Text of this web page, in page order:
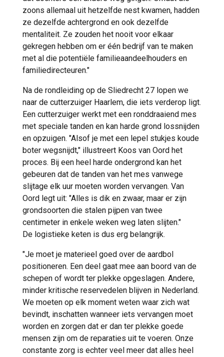
zoons allemaal uit hetzelfde nest kwamen, hadden
ze dezelfde achtergrond en ook dezelfde
mentaliteit. Ze zouden het nooit voor elkaar
gekregen hebben om er één bedrijf van te maken
met al die potentiële familieaandeelhouders en
familiedirecteuren."
Na de rondleiding op de Sliedrecht 27 lopen we
naar de cutterzuiger Haarlem, die iets verderop ligt.
Een cutterzuiger werkt met een ronddraaiend mes
met speciale tanden en kan harde grond lossnijden
en opzuigen. "Alsof je met een lepel stukjes koude
boter wegsnijdt," illustreert Koos van Oord het
proces. Bij een heel harde ondergrond kan het
gebeuren dat de tanden van het mes vanwege
slijtage elk uur moeten worden vervangen. Van
Oord legt uit: "Alles is dik en zwaar, maar er zijn
grondsoorten die stalen pijpen van twee
centimeter in enkele weken weg laten slijten."
De logistieke keten is dus erg belangrijk.
"Je moet je materieel goed over de aardbol
positioneren. Een deel gaat mee aan boord van de
schepen of wordt ter plekke opgeslagen. Andere,
minder kritische reservedelen blijven in Nederland.
We moeten op elk moment weten waar zich wat
bevindt, inschatten wanneer iets vervangen moet
worden en zorgen dat er dan ter plekke goede
mensen zijn om de reparaties uit te voeren. Onze
constante zorg is echter veel meer dat alles heel